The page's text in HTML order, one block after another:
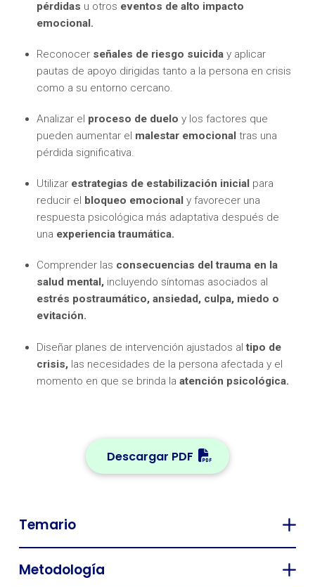
pérdidas u otros eventos de alto impacto
emocional.
Reconocer señales de riesgo suiciday aplicar
pautas de apoyo dirigidas tanto a la persona en crisis
como a su entorno cercano.
Analizar el proceso de dueloy los factores que
pueden aumentar el malestar emocional tras una
pérdida significativa.
Utilizar estrategias de estabilización inicial para
reducir el bloqueo emocionaly favorecer una
respuesta psicológica más adaptativa después de
una experiencia traumática.
Comprender las consecuencias del trauma en la
salud mental, incluyendo síntomas asociados al
estrés postraumático, ansiedad, culpa, miedo o
evitación.
Diseñar planes de intervención ajustados al tipo de
crisis, las necesidades de la persona afectada y el
momento en que se brinda laatención psicológica.
Descargar PDF
Temario
Metodología